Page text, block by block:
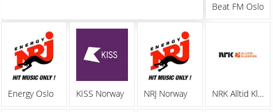
Beat FM Oslo
Energy Oslo KISS Norway NRJ Norway NRK Alltid Klassisk